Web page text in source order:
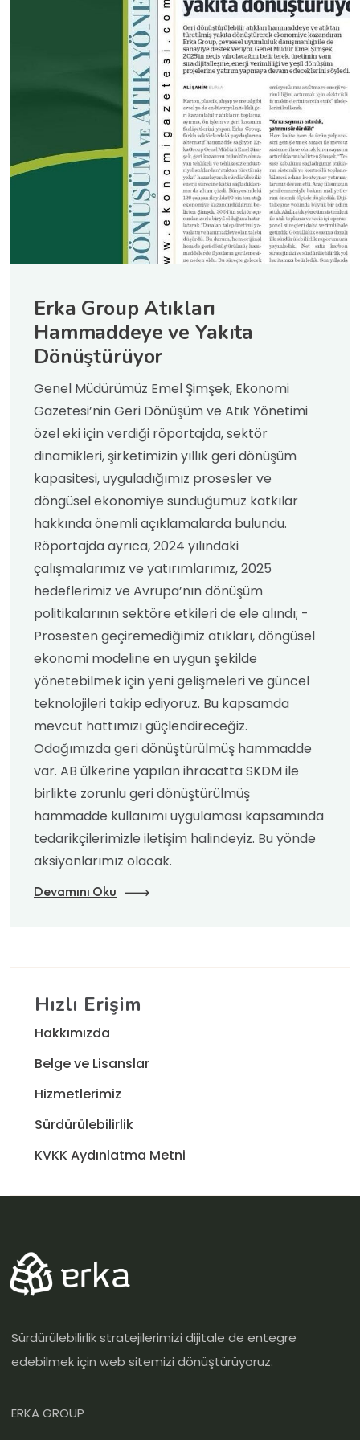
Erka Group Atıkları
Hammaddeye ve Yakıta
Dönüştürüyor
Genel Müdürümüz Emel Şimşek, Ekonomi
Gazetesi’nin Geri Dönüşüm ve Atık Yönetimi
özel eki için verdiği röportajda, sektör
dinamikleri, şirketimizin yıllık geri dönüşüm
kapasitesi, uyguladığımız prosesler ve
döngüsel ekonomiye sunduğumuz katkılar
hakkında önemli açıklamalarda bulundu.
Röportajda ayrıca, 2024 yılındaki
çalışmalarımız ve yatırımlarımız, 2025
hedeflerimiz ve Avrupa’nın dönüşüm
politikalarının sektöre etkileri de ele alındı; -
Prosesten geçiremediğimiz atıkları, döngüsel
ekonomi modeline en uygun şekilde
yönetebilmek için yeni gelişmeleri ve güncel
teknolojileri takip ediyoruz. Bu kapsamda
mevcut hattımızı güçlendireceğiz.
Odağımızda geri dönüştürülmüş hammadde
var. AB ülkerine yapılan ihracatta SKDM ile
birlikte zorunlu geri dönüştürülmüş
hammadde kullanımı uygulaması kapsamında
tedarikçilerimizle iletişim halindeyiz. Bu yönde
aksiyonlarımız olacak.
Devamını Oku
Hızlı Erişim
Hakkımızda
Belge ve Lisanslar
Hizmetlerimiz
Sürdürülebilirlik
KVKK Aydınlatma Metni
Sürdürülebilirlik stratejilerimizi dijitale de entegre
edebilmek için web sitemizi dönüştürüyoruz.
ERKA GROUP